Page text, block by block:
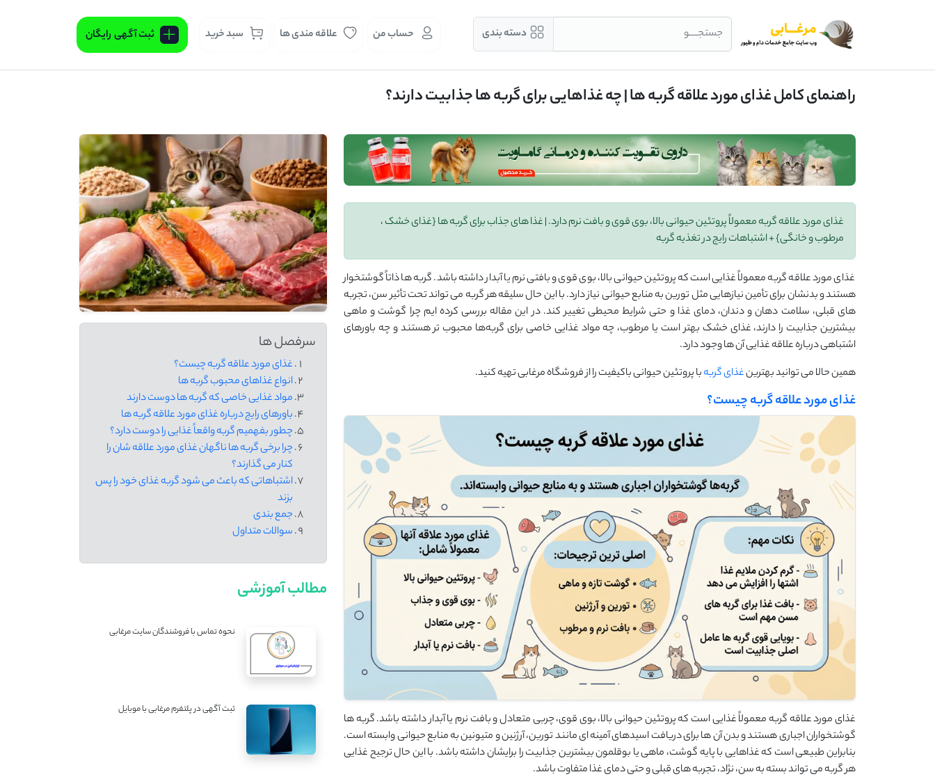
جستجــــو دسته بندی حساب من علاقه مندی ها سبد خرید ثبت آگهی رایگان
راهنمای کامل غذای مورد علاقه گربه ها | چه غذاهایی برای گربه ها جذابیت دارند؟
غذای مورد علاقه گربه معمولاً پروتئین حیوانی بالا، بوی قوی و بافت نرم دارد. | غذا های جذاب برای گربه ها {غذای خشک ،
مرطوب و خانگی} + اشتباهات رایج در تغذیه گربه
غذای مورد علاقه گربه معمولاً غذایی است که پروتئین حیوانی بالا، بوی قوی و بافتی نرم یا آبدار داشته باشد. گربه ها ذاتاً گوشتخوار
هستند و بدنشان برای تأمین نیازهایی مثل تورین به منابع حیوانی نیاز دارد. با این حال سلیقه هر گربه می تواند تحت تأثیر سن، تجربه
های قبلی، سلامت دهان و دندان، دمای غذا و حتی شرایط محیطی تغییر کند. در این مقاله بررسی کرده‌ ایم چرا گوشت و ماهی
بیشترین جذابیت را دارند، غذای خشک بهتر است یا مرطوب، چه مواد غذایی خاصی برای گربه‌ها محبوب تر هستند و چه باورهای
اشتباهی درباره علاقه غذایی آن ها وجود دارد.
همین حالا می توانید بهترینغذای گربهبا پروتئین حیوانی باکیفیت را از فروشگاه مرغابی تهیه کنید.
غذای مورد علاقه گربه چیست؟
غذای مورد علاقه گربه معمولاً غذایی است که پروتئین حیوانی بالا، بوی قوی، چربی متعادل و بافت نرم یا آبدار داشته باشد. گربه ها
گوشتخواران اجباری هستند و بدن آن ها برای دریافت اسیدهای آمینه ای مانند تورین، آرژنین و متیونین به منابع حیوانی وابسته است.
بنابراین طبیعی است که غذاهایی با پایه گوشت، ماهی یا بوقلمون بیشترین جذابیت را برایشان داشته باشد. با این حال ترجیح غذایی
هر گربه می تواند بسته به سن، نژاد، تجربه های قبلی و حتی دمای غذا متفاوت باشد.
سرفصل ها
غذای مورد علاقه گربه چیست؟
انواع غذاهای محبوب گربه ها
مواد غذایی خاصی که گربه ها دوست دارند
باورهای رایج درباره غذای مورد علاقه گربه ها
چطور بفهمیم گربه واقعاً غذایی را دوست دارد؟
چرا برخی گربه ها ناگهان غذای مورد علاقه شان را
کنار می گذارند؟
اشتباهاتی که باعث می شود گربه غذای خود را پس
بزند
جمع بندی
سوالات متداول
مطالب آموزشی
نحوه تماس با فروشندگان سایت مرغابی
ثبت آگهی در پلتفرم مرغابی با موبایل